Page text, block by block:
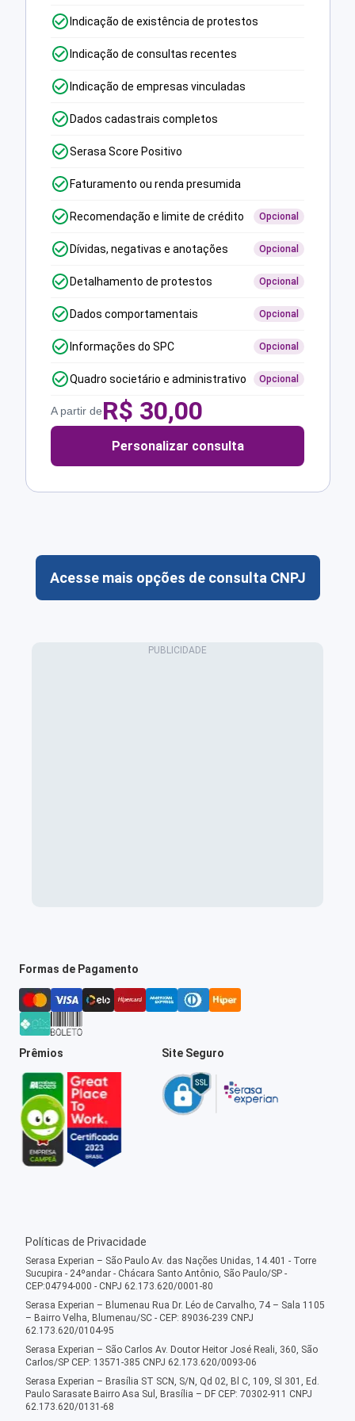
Indicação de existência de protestos
Indicação de consultas recentes
Indicação de empresas vinculadas
Dados cadastrais completos
Serasa Score Positivo
Faturamento ou renda presumida
Recomendação e limite de crédito Opcional
Dívidas, negativas e anotações Opcional
Detalhamento de protestos Opcional
Dados comportamentais Opcional
Informações do SPC Opcional
Quadro societário e administrativo Opcional
A partir deR$ 30,00
Personalizar consulta
Acesse mais opções de consulta CNPJ
Formas de Pagamento
Prêmios Site Seguro
Políticas de Privacidade
Serasa Experian – São Paulo Av. das Nações Unidas, 14.401 - Torre
Sucupira - 24ºandar - Chácara Santo Antônio, São Paulo/SP -
CEP:04794-000 - CNPJ 62.173.620/0001-80
Serasa Experian – Blumenau Rua Dr. Léo de Carvalho, 74 – Sala 1105
– Bairro Velha, Blumenau/SC - CEP: 89036-239 CNPJ
62.173.620/0104-95
Serasa Experian – São Carlos Av. Doutor Heitor José Reali, 360, São
Carlos/SP CEP: 13571-385 CNPJ 62.173.620/0093-06
Serasa Experian – Brasília ST SCN, S/N, Qd 02, Bl C, 109, Sl 301, Ed.
Paulo Sarasate Bairro Asa Sul, Brasília – DF CEP: 70302-911 CNPJ
62.173.620/0131-68